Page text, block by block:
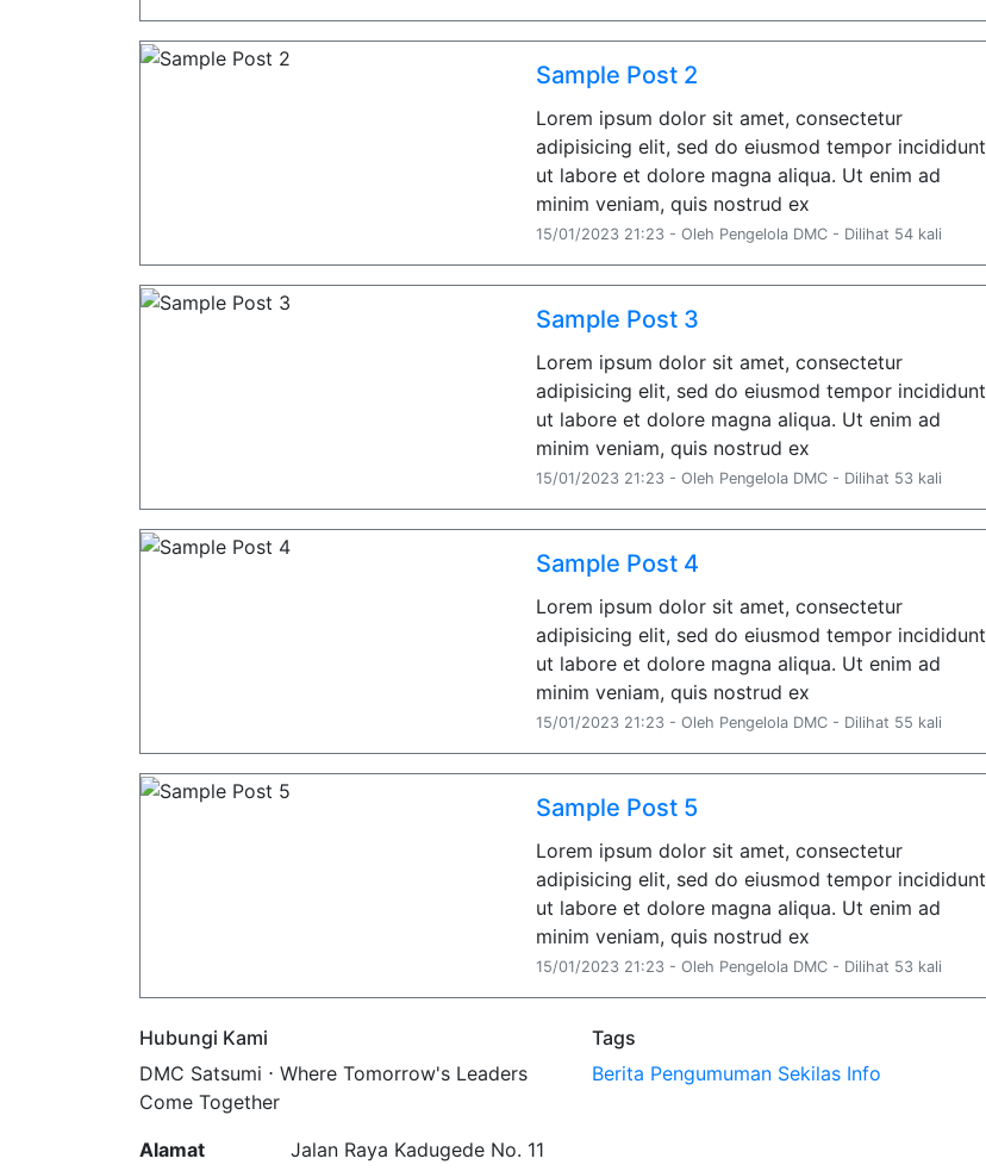
Sample Post 2
Lorem ipsum dolor sit amet, consectetur
adipisicing elit, sed do eiusmod tempor incididunt
ut labore et dolore magna aliqua. Ut enim ad
minim veniam, quis nostrud ex
15/01/2023 21:23 - Oleh Pengelola DMC - Dilihat 54 kali
Sample Post 3
Lorem ipsum dolor sit amet, consectetur
adipisicing elit, sed do eiusmod tempor incididunt
ut labore et dolore magna aliqua. Ut enim ad
minim veniam, quis nostrud ex
15/01/2023 21:23 - Oleh Pengelola DMC - Dilihat 53 kali
Sample Post 4
Lorem ipsum dolor sit amet, consectetur
adipisicing elit, sed do eiusmod tempor incididunt
ut labore et dolore magna aliqua. Ut enim ad
minim veniam, quis nostrud ex
15/01/2023 21:23 - Oleh Pengelola DMC - Dilihat 55 kali
Sample Post 5
Lorem ipsum dolor sit amet, consectetur
adipisicing elit, sed do eiusmod tempor incididunt
ut labore et dolore magna aliqua. Ut enim ad
minim veniam, quis nostrud ex
15/01/2023 21:23 - Oleh Pengelola DMC - Dilihat 53 kali
Hubungi Kami
DMC Satsumi ⋅ Where Tomorrow's Leaders
Come Together
Alamat
Jalan Raya Kadugede No. 11
Tags
Berita Pengumuman Sekilas Info